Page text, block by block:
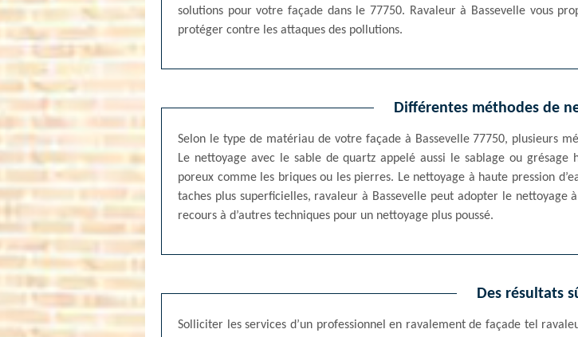
solutions pour votre façade dans le 77750. Ravaleur à Bassevelle vous
protéger contre les attaques des pollutions.
Différentes méthodes de
Selon le type de matériau de votre façade à Bassevelle 77750, plusieurs
Le nettoyage avec le sable de quartz appelé aussi le sablage ou
poreux comme les briques ou les pierres. Le nettoyage à haute pression
taches plus superficielles, ravaleur à Bassevelle peut adopter le nettoyage
recours à d’autres techniques pour un nettoyage plus poussé.
Des résultats
Solliciter les services d’un professionnel en ravalement de façade tel